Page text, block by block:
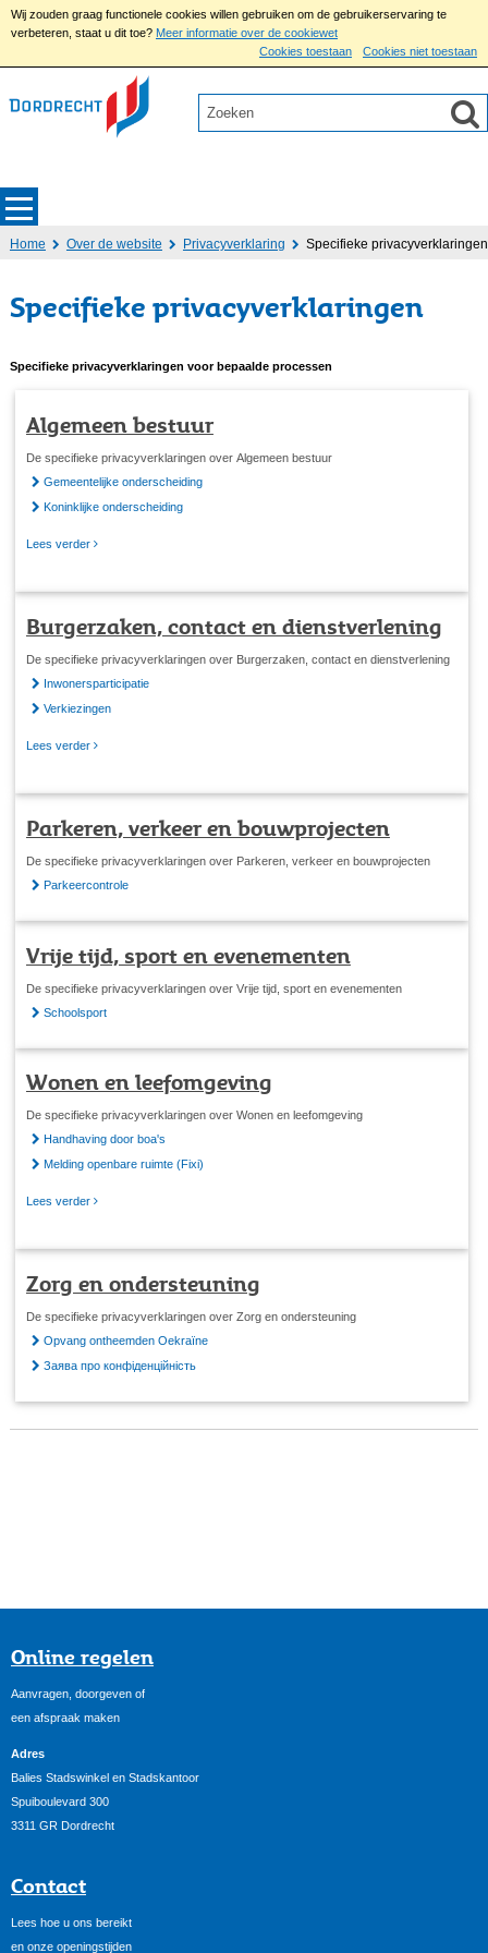
Wij zouden graag functionele cookies willen gebruiken om de gebruikerservaring te
verbeteren, staat u dit toe? Meer informatie over de cookiewet
Cookies toestaan
Cookies niet toestaan
Home Over de website Privacyverklaring Specifieke privacyverklaringen
Specifieke privacyverklaringen
Specifieke privacyverklaringen voor bepaalde processen
Algemeen bestuur
De specifieke privacyverklaringen over Algemeen bestuur
Gemeentelijke onderscheiding
Koninklijke onderscheiding
Lees verder
Burgerzaken, contact en dienstverlening
De specifieke privacyverklaringen over Burgerzaken, contact en dienstverlening
Inwonersparticipatie
Verkiezingen
Lees verder
Parkeren, verkeer en bouwprojecten
De specifieke privacyverklaringen over Parkeren, verkeer en bouwprojecten
Parkeercontrole
Vrije tijd, sport en evenementen
De specifieke privacyverklaringen over Vrije tijd, sport en evenementen
Schoolsport
Wonen en leefomgeving
De specifieke privacyverklaringen over Wonen en leefomgeving
Handhaving door boa's
Melding openbare ruimte (Fixi)
Lees verder
Zorg en ondersteuning
De specifieke privacyverklaringen over Zorg en ondersteuning
Opvang ontheemden Oekraïne
Заява про конфіденційність
Online regelen
Aanvragen, doorgeven of
een afspraak maken
Adres
Balies Stadswinkel en Stadskantoor
Spuiboulevard 300
3311 GR Dordrecht
Contact
Lees hoe u ons bereikt
en onze openingstijden